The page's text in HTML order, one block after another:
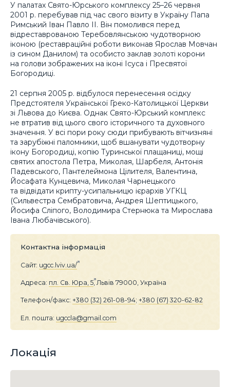
У палатах Свято-Юрського комплексу 25–26 червня
2001 р. перебував під час свого візиту в Україну Папа
Римський Іван Павло II. Він помолився перед
відреставрованою Теребовлянською чудотворною
іконою (реставраційні роботи виконав Ярослав Мовчан
із сином Данилом) та особисто заклав золоті корони
на голови зображених на іконі Ісуса і Пресвятої
Богородиці.
21 серпня 2005 р. відбулося перенесення осідку
Предстоятеля Української Греко-Католицької Церкви
зі Львова до Києва. Однак Свято-Юрський комплекс
не втратив від цього свого історичного та духовного
значення. У всі пори року сюди прибувають вітчизняні
та зарубіжні паломники, щоб вшанувати чудотворну
ікону Богородиці, копію Туринської плащаниці, мощі
святих апостола Петра, Миколая, Шарбеля, Антонія
Падевського, Пантелеймона Цілителя, Валентина,
Йосафата Кунцевича, Миколая Чарнецького
та відвідати крипту-усипальницю ієрархів УГКЦ
(Сильвестра Сембратовича, Андрея Шептицького,
Йосифа Сліпого, Володимира Стернюка та Мирослава
Івана Любачівського).
Контактна інформація
Сайт: ugcc.lviv.ua/
Адреса: пл. Св. Юра, 5, Львів 79000, Україна
Телефон/факс: +380 (32) 261-08-94; +380 (67) 320-62-82
Ел. пошта: ugccla@gmail.com
Локація